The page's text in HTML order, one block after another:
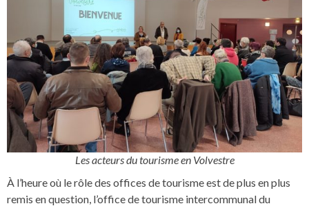
Les acteurs du tourisme en Volvestre
À l’heure où le rôle des offices de tourisme est de plus en plus
remis en question, l’office de tourisme intercommunal du